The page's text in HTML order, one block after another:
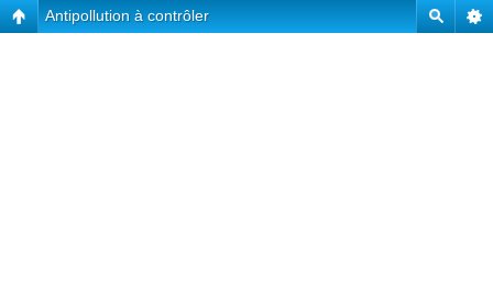
Antipollution à contrôler